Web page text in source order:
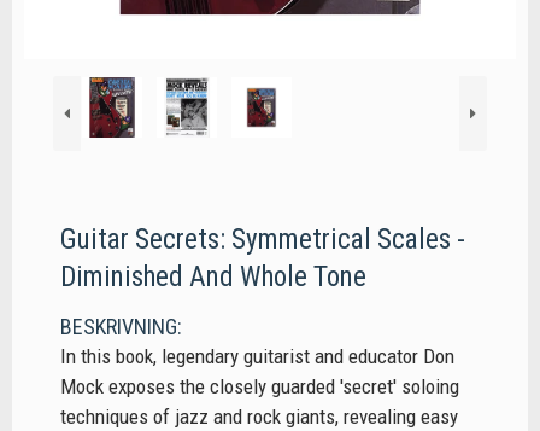
Guitar Secrets: Symmetrical Scales -
Diminished And Whole Tone
BESKRIVNING:
In this book, legendary guitarist and educator Don
Mock exposes the closely guarded 'secret' soloing
techniques of jazz and rock giants, revealing easy